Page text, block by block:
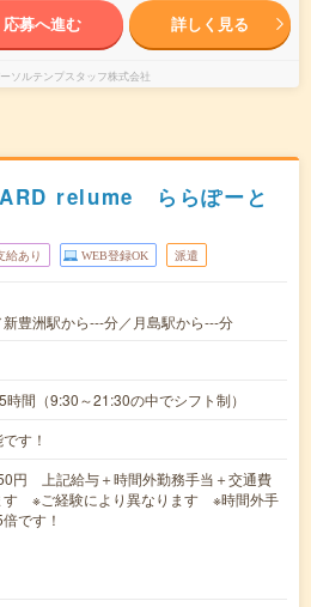
応募へ進む 詳しく見る
ソルテンプスタッフ株式会社
relume ららぽーと
給あり WEB登録OK 派遣
豊洲駅から---分／月島駅から---分
間（9:30～21:30の中でシフト制）
す！
円 上記給与＋時間外勤務手当＋交通費
す ※ご経験により異なります ※時間外手
です！